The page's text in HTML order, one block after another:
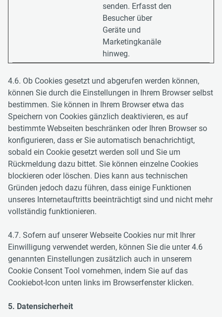
senden. Erfasst den
Besucher über
Geräte und
Marketingkanäle
hinweg.
4.6. Ob Cookies gesetzt und abgerufen werden können,
können Sie durch die Einstellungen in Ihrem Browser selbst
bestimmen. Sie können in Ihrem Browser etwa das
Speichern von Cookies gänzlich deaktivieren, es auf
bestimmte Webseiten beschränken oder Ihren Browser so
konfigurieren, dass er Sie automatisch benachrichtigt,
sobald ein Cookie gesetzt werden soll und Sie um
Rückmeldung dazu bittet. Sie können einzelne Cookies
blockieren oder löschen. Dies kann aus technischen
Gründen jedoch dazu führen, dass einige Funktionen
unseres Internetauftritts beeinträchtigt sind und nicht mehr
vollständig funktionieren.
4.7. Sofern auf unserer Webseite Cookies nur mit Ihrer
Einwilligung verwendet werden, können Sie die unter 4.6
genannten Einstellungen zusätzlich auch in unserem
Cookie Consent Tool vornehmen, indem Sie auf das
Cookiebot-Icon unten links im Browserfenster klicken.
5. Datensicherheit